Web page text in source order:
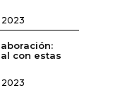
2023
con estas
2023